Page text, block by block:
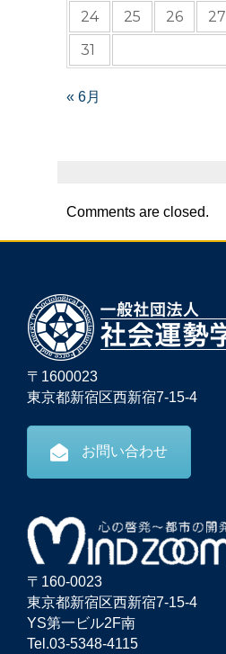
24
25 26 27
31
« 6月
Comments are closed.
〒1600023
東京都新宿区西新宿7-15-4
お問い合わせ
〒160-0023
東京都新宿区西新宿7-15-4
YS第一ビル2F南
Tel.03-5348-4115